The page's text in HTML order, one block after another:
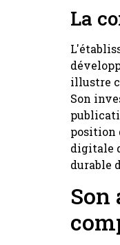
La
illustre
Son
position
digitale
durable